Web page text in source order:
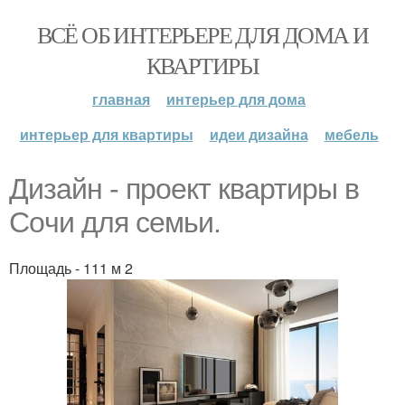
ВСЁ ОБ ИНТЕРЬЕРЕ ДЛЯ ДОМА И
КВАРТИРЫ
главная
интерьер для дома
интерьер для квартиры
идеи дизайна мебель
Дизайн - проект квартиры в
Coчи для ceмьи.
Площадь - 111 м 2